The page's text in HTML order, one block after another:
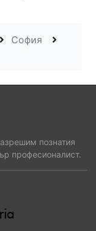
София
познатия
професионалист.